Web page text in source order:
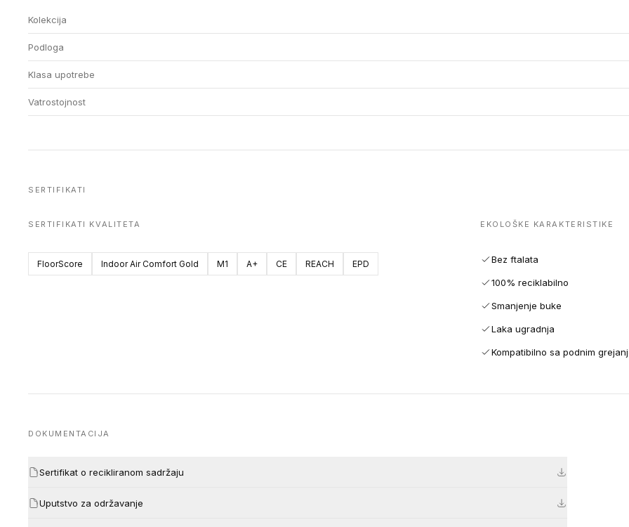
Kolekcija
Podloga
Klasa upotrebe
Vatrostojnost
SERTIFIKATI
SERTIFIKATI KVALITETA
FloorScore Indoor Air Comfort Gold M1 A+ CE REACH EPD
EKOLOŠKE KARAKTERISTIKE
Bez ftalata
100% reciklabilno
Smanjenje buke
Laka ugradnja
Kompatibilno sa podnim
DOKUMENTACIJA
Sertifikat o recikliranom sadržaju
Uputstvo za održavanje